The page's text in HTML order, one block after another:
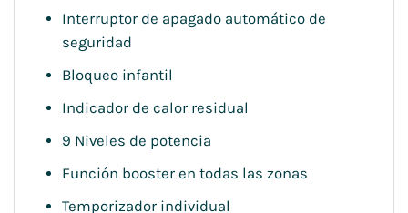
Interruptor de apagado automático de
seguridad
Bloqueo infantil
Indicador de calor residual
9 Niveles de potencia
Función booster en todas las zonas
Temporizador individual